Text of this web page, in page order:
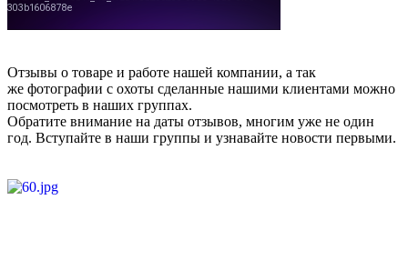
Отзывы о товаре и работе нашей компании, а так
же фотографии с охоты сделанные нашими клиентами можно
посмотреть в наших группах.
Обратите внимание на даты отзывов, многим уже не один
год. Вступайте в наши группы и узнавайте новости первыми.